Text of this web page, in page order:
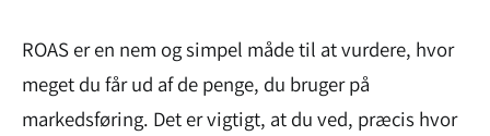
ROAS er en nem og simpel måde til at vurdere, hvor
meget du får ud af de penge, du bruger på
markedsføring. Det er vigtigt, at du ved, præcis hvor